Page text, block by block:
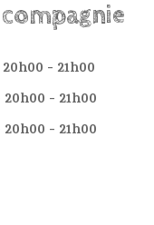
- 21h00
- 21h00
- 21h00